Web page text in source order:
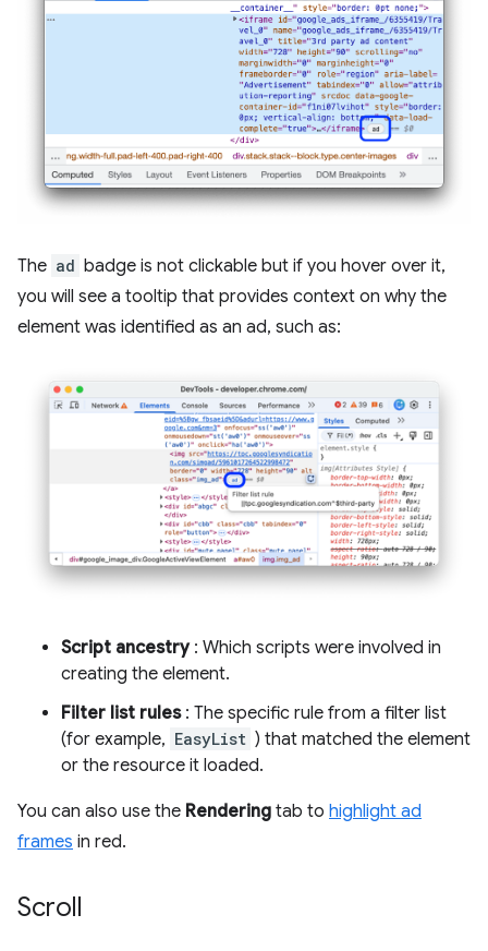
The ad badge is not clickable but if you hover over it,
you will see a tooltip that provides context on why the
element was identified as an ad, such as:
Script ancestry: Which scripts were involved in
creating the element.
Filter list rules: The specific rule from a filter list
(for example, EasyList ) that matched the element
or the resource it loaded.
You can also use the Rendering tab to highlight ad
frames in red.
Scroll